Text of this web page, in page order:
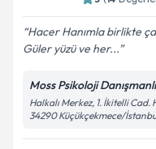
(
Hacer Hanımla birlikte
Güler yüzü ve her...
Moss Psikoloji
Halkalı Merkez, 1. İkitelli Cad.
34290 Küçükçekmece/İstanbul